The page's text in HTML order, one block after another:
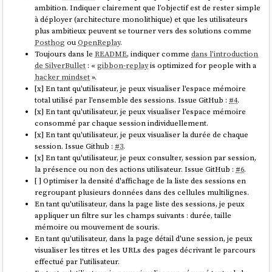
J'ai implémenté la fonctionimportRevisionavecnodegitpour
parcourir toutes les entrées d'une révisionGit du repository et les
importer dansOpenSearch.
Claude Sonnet 4 m'a encore été d'une grande aide, me permettant
d'éviter de passer trop de temps dans la documentation d'API de
NodeGit, qui reste assez minimaliste.
Mon expérience de 2015 avecgit2gosur le projetCmsHubavait été
nettement plus laborieuse, à l'époque pré-LLM . Cela dit, j'avais quand
même réussi. 🙂
L'implémentation du endpoint
/src/routes/post_recieve_hook_url/+server.js n'a pas
été très difficile.
J'ai réussi à implémenter le support degit push --forcesans
trop de difficulté.
Qu'est-ce qui t'a amené à choisirOpenSearch
plutôt qu'un autre type de base de données ?
Suite à de multiples expérimentations durant l'été 2024 (voir 2024-08-
17_1253ouProjet 5), j'ai sélectionné
J'approuve 👍️.
Côté morale, il y a les principes et les valeurs. Les principes
sont des règles que nous nous donnons pour les suivre ; les
valeurs expriment ce qui nous tient à coeur. Les deux
guident notre action.
Intéressant 🤔
Un logiciel libre est un produit qui suit un principe, celui
d'octroyer aux utilisateurs les quatre libertés. Il est porté
par un projet ayant des valeurs, dont voici des exemples :
l'importance de ne pas utiliser des plateformes dont le code
source n'est pas libre pour publier un code source libre, celle
ambition. Indiquer clairement que l’objectif est de rester simple
à déployer (architecture monolithique) et que les utilisateurs
plus ambitieux peuvent se tourner vers des solutions comme
Posthog ouOpenReplay.
Toujours dans leREADME, indiquer commedans l'introduction
de SilverBullet : « gibbon-replayis optimized for people with a
hacker mindset».
[x] En tant qu'utilisateur, je peux visualiser l'espace mémoire
total utilisé par l'ensemble des sessions. Issue GitHub : #4.
[x] En tant qu'utilisateur, je peux visualiser l'espace mémoire
consommé par chaque session individuellement.
[x] En tant qu'utilisateur, je peux visualiser la durée de chaque
session. Issue Github : #3.
[x] En tant qu'utilisateur, je peux consulter, session par session,
la présence ou non des actions utilisateur. Issue GitHub : #6.
[ ] Optimiser la densité d'affichage de la liste des sessions en
regroupant plusieurs données dans des cellules multilignes.
En tant qu'utilisateur, dans la page liste des sessions, je peux
appliquer un filtre sur les champs suivants : durée, taille
mémoire ou mouvement de souris.
En tant qu'utilisateur, dans la page détail d'une session, je peux
visualiser les titres et les URLs des pages décrivant le parcours
effectué par l'utilisateur.